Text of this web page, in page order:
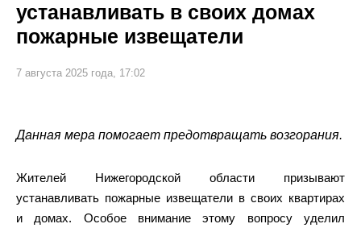
устанавливать в своих домах
пожарные извещатели
7 августа 2025 года, 17:02
Данная мера помогает предотвращать возгорания.
Жителей Нижегородской области призывают
устанавливать пожарные извещатели в своих квартирах
и домах. Особое внимание этому вопросу уделил